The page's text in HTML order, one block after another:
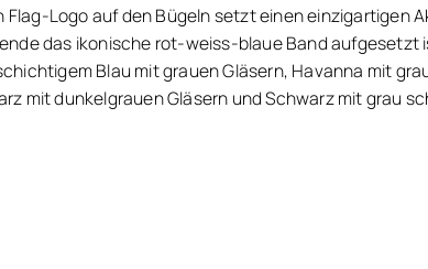
Flag-Logo auf den Bügeln setzt einen einzigartigen
das ikonische rot-weiss-blaue Band aufgesetzt
Blau mit grauen Gläsern, Havanna mit
mit dunkelgrauen Gläsern und Schwarz mit grau